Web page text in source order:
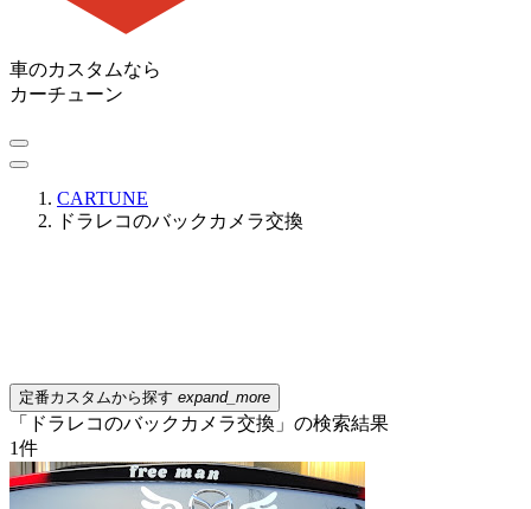
車のカスタムなら
カーチューン
CARTUNE
ドラレコのバックカメラ交換
定番カスタムから探す expand_more
「ドラレコのバックカメラ交換」の検索結果
1件